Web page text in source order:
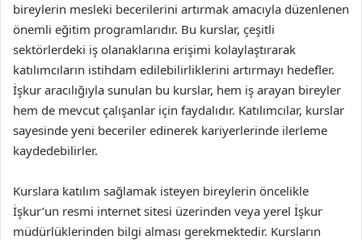
bireylerin mesleki becerilerini artırmak amacıyla düzenlenen
önemli eğitim programlarıdır. Bu kurslar, çeşitli
sektörlerdeki iş olanaklarına erişimi kolaylaştırarak
katılımcıların istihdam edilebilirliklerini artırmayı hedefler.
İşkur aracılığıyla sunulan bu kurslar, hem iş arayan bireyler
hem de mevcut çalışanlar için faydalıdır. Katılımcılar, kurslar
sayesinde yeni beceriler edinerek kariyerlerinde ilerleme
kaydedebilirler.
Kurslara katılım sağlamak isteyen bireylerin öncelikle
İşkur’un resmi internet sitesi üzerinden veya yerel İşkur
müdürlüklerinden bilgi alması gerekmektedir. Kursların